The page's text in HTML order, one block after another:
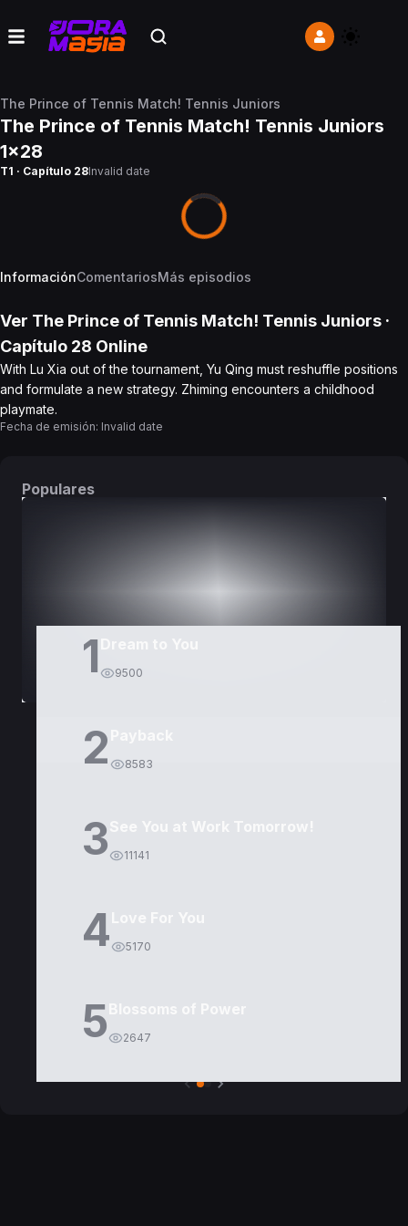
The Prince of Tennis Match! Tennis Juniors
The Prince of Tennis Match! Tennis Juniors
1x28
T1 · Capítulo 28Invalid date
InformaciónComentariosMás episodios
Ver The Prince of Tennis Match! Tennis Juniors ·
Capítulo 28 Online
With Lu Xia out of the tournament, Yu Qing must reshuffle positions
and formulate a new strategy. Zhiming encounters a childhood
playmate.
Fecha de emisión: Invalid date
Populares
1 9500
2 8583
3 11141
4 5170
5 2647